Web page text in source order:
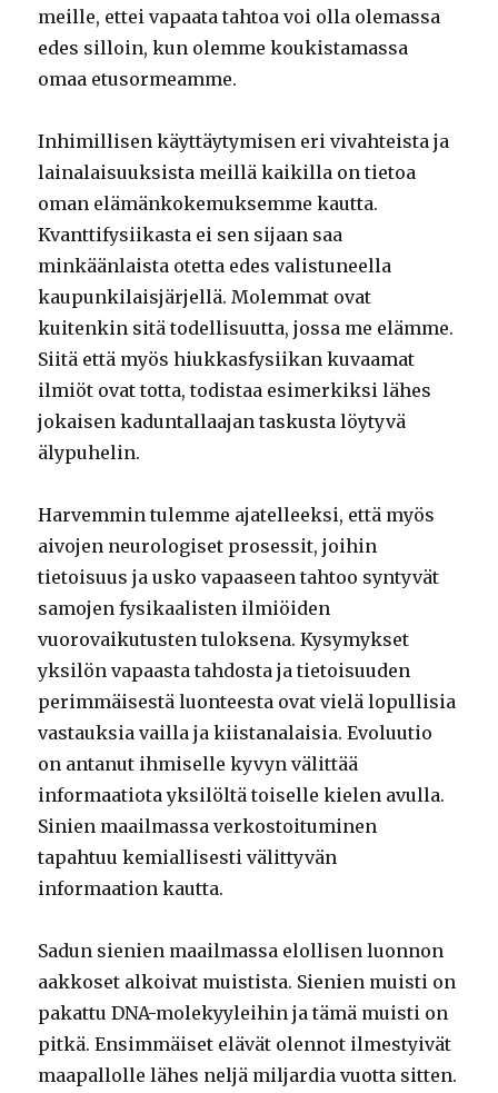
meille, ettei vapaata tahtoa voi olla olemassa
edes silloin, kun olemme koukistamassa
omaa etusormeamme.
Inhimillisen käyttäytymisen eri vivahteista ja
lainalaisuuksista meillä kaikilla on tietoa
oman elämänkokemuksemme kautta.
Kvanttifysiikasta ei sen sijaan saa
minkäänlaista otetta edes valistuneella
kaupunkilaisjärjellä. Molemmat ovat
kuitenkin sitä todellisuutta, jossa me elämme.
Siitä että myös hiukkasfysiikan kuvaamat
ilmiöt ovat totta, todistaa esimerkiksi lähes
jokaisen kaduntallaajan taskusta löytyvä
älypuhelin.
Harvemmin tulemme ajatelleeksi, että myös
aivojen neurologiset prosessit, joihin
tietoisuus ja usko vapaaseen tahtoo syntyvät
samojen fysikaalisten ilmiöiden
vuorovaikutusten tuloksena. Kysymykset
yksilön vapaasta tahdosta ja tietoisuuden
perimmäisestä luonteesta ovat vielä lopullisia
vastauksia vailla ja kiistanalaisia. Evoluutio
on antanut ihmiselle kyvyn välittää
informaatiota yksilöltä toiselle kielen avulla.
Sinien maailmassa verkostoituminen
tapahtuu kemiallisesti välittyvän
informaation kautta.
Sadun sienien maailmassa elollisen luonnon
aakkoset alkoivat muistista. Sienien muisti on
pakattu DNA-molekyyleihin ja tämä muisti on
pitkä. Ensimmäiset elävät olennot ilmestyivät
maapallolle lähes neljä miljardia vuotta sitten.